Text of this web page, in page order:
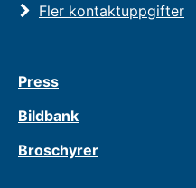
Fler kontaktuppgifter
Press
Bildbank
Broschyrer